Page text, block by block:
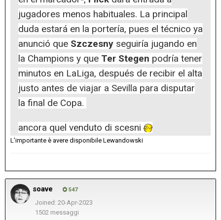
jugadores menos habituales. La principal
duda estará en la portería, pues el técnico ya
anunció que Szczesny seguiría jugando en
la Champions y que Ter Stegen podría tener
minutos en LaLiga, después de recibir el alta
justo antes de viajar a Sevilla para disputar
la final de Copa.
ancora quel venduto di scesni
L’importante è avere disponibile Lewandowski
soave 547
Joined: 20-Apr-2023
1502 messaggi